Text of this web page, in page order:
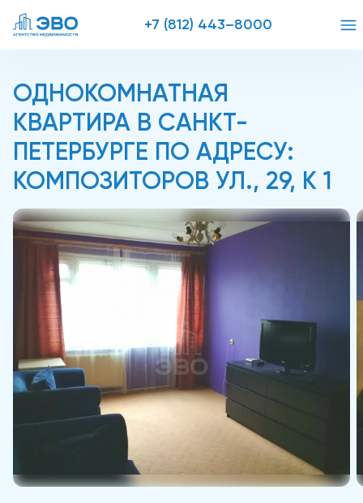
+7 (812) 443–8000
ОДНОКОМНАТНАЯ
КВАРТИРА В САНКТ-
ПЕТЕРБУРГЕ ПО АДРЕСУ:
КОМПОЗИТОРОВ УЛ., 29, К 1